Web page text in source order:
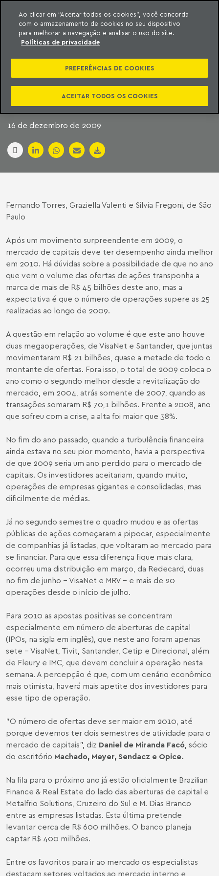
o conteúdo
Machado Meyer
APETITE POR IPOS
DEVE VOLTAR COM
FORÇA
16 de dezembro de 2009
Fernando Torres, Graziella Valenti e Silvia Fregoni, de São
Paulo
Após um movimento surpreendente em 2009, o
mercado de capitais deve ter desempenho ainda melhor
em 2010. Há dúvidas sobre a possibilidade de que no ano
que vem o volume das ofertas de ações transponha a
marca de mais de R$ 45 bilhões deste ano, mas a
expectativa é que o número de operações supere as 25
realizadas ao longo de 2009.
A questão em relação ao volume é que este ano houve
duas megaoperações, de VisaNet e Santander, que juntas
movimentaram R$ 21 bilhões, quase a metade de todo o
montante de ofertas. Fora isso, o total de 2009 coloca o
ano como o segundo melhor desde a revitalização do
mercado, em 2004, atrás somente de 2007, quando as
transações somaram R$ 70,1 bilhões. Frente a 2008, ano
que sofreu com a crise, a alta foi maior que 38%.
No fim do ano passado, quando a turbulência financeira
ainda estava no seu pior momento, havia a perspectiva
de que 2009 seria um ano perdido para o mercado de
capitais. Os investidores aceitariam, quando muito,
operações de empresas gigantes e consolidadas, mas
dificilmente de médias.
Já no segundo semestre o quadro mudou e as ofertas
públicas de ações começaram a pipocar, especialmente
de companhias já listadas, que voltaram ao mercado para
se financiar. Para que essa diferença fique mais clara,
ocorreu uma distribuição em março, da Redecard, duas
no fim de junho - VisaNet e MRV - e mais de 20
operações desde o início de julho.
Para 2010 as apostas positivas se concentram
especialmente em número de aberturas de capital
(IPOs, na sigla em inglês), que neste ano foram apenas
sete - VisaNet, Tivit, Santander, Cetip e Direcional, além
de Fleury e IMC, que devem concluir a operação nesta
semana. A percepção é que, com um cenário econômico
mais otimista, haverá mais apetite dos investidores para
esse tipo de operação.
"O número de ofertas deve ser maior em 2010, até
porque devemos ter dois semestres de atividade para o
mercado de capitais", diz Daniel de Miranda Facó, sócio
do escritório Machado, Meyer, Sendacz e Opice.
Na fila para o próximo ano já estão oficialmente Brazilian
Finance & Real Estate do lado das aberturas de capital e
Metalfrio Solutions, Cruzeiro do Sul e M. Dias Branco
entre as empresas listadas. Esta última pretende
levantar cerca de R$ 600 milhões. O banco planeja
captar R$ 400 milhões.
Entre os favoritos para ir ao mercado os especialistas
destacam setores voltados ao mercado interno e
Ao clicar em “Aceitar todos os cookies”, você concorda
com o armazenamento de cookies no seu dispositivo
para melhorar a navegação e analisar o uso do site.
Políticas de privacidade
PREFERÊNCIAS DE COOKIES
ACEITAR TODOS OS COOKIES